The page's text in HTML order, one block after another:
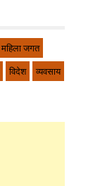
महिला जगत
विदेश
व्यवसाय